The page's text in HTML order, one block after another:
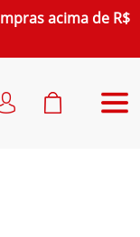
acima de R$